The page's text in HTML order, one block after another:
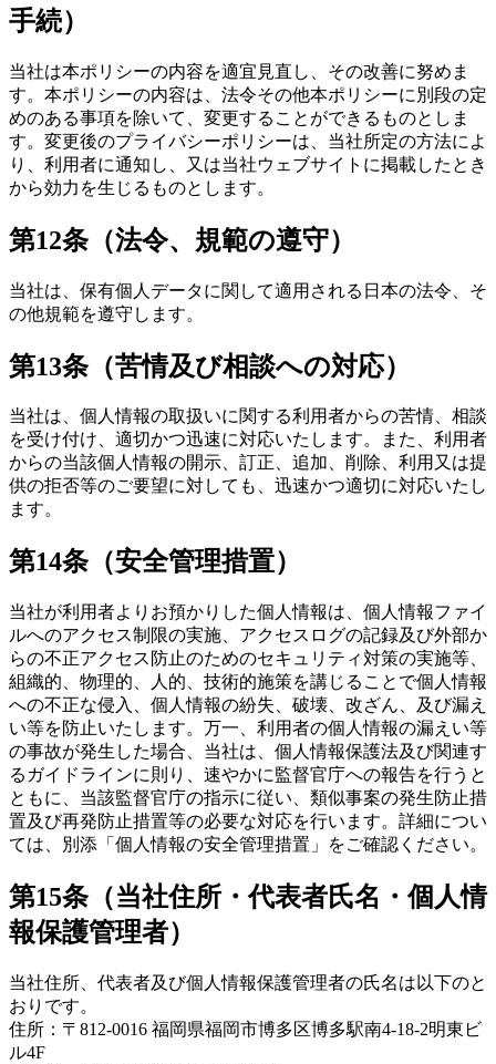
手続）
当社は本ポリシーの内容を適宜見直し、その改善に努めま
す。本ポリシーの内容は、法令その他本ポリシーに別段の定
めのある事項を除いて、変更することができるものとしま
す。変更後のプライバシーポリシーは、当社所定の方法によ
り、利用者に通知し、又は当社ウェブサイトに掲載したとき
から効力を生じるものとします。
第12条（法令、規範の遵守）
当社は、保有個人データに関して適用される日本の法令、そ
の他規範を遵守します。
第13条（苦情及び相談への対応）
当社は、個人情報の取扱いに関する利用者からの苦情、相談
を受け付け、適切かつ迅速に対応いたします。また、利用者
からの当該個人情報の開示、訂正、追加、削除、利用又は提
供の拒否等のご要望に対しても、迅速かつ適切に対応いたし
ます。
第14条（安全管理措置）
当社が利用者よりお預かりした個人情報は、個人情報ファイ
ルへのアクセス制限の実施、アクセスログの記録及び外部か
らの不正アクセス防止のためのセキュリティ対策の実施等、
組織的、物理的、人的、技術的施策を講じることで個人情報
への不正な侵入、個人情報の紛失、破壊、改ざん、及び漏え
い等を防止いたします。万一、利用者の個人情報の漏えい等
の事故が発生した場合、当社は、個人情報保護法及び関連す
るガイドラインに則り、速やかに監督官庁への報告を行うと
ともに、当該監督官庁の指示に従い、類似事案の発生防止措
置及び再発防止措置等の必要な対応を行います。詳細につい
ては、別添「個人情報の安全管理措置」をご確認ください。
第15条（当社住所・代表者氏名・個人情
報保護管理者）
当社住所、代表者及び個人情報保護管理者の氏名は以下のと
おりです。
住所：〒812-0016 福岡県福岡市博多区博多駅南4-18-2明東ビ
ル4F